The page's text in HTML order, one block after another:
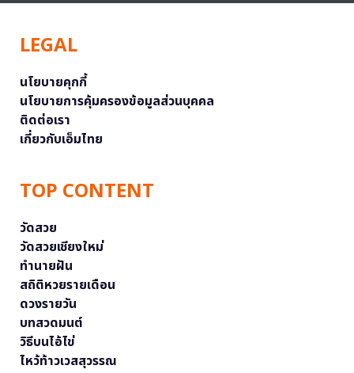
LEGAL
นโยบายคุกกี้
นโยบายการคุ้มครองข้อมูลส่วนบุคคล
ติดต่อเรา
เกี่ยวกับเอ็มไทย
TOP CONTENT
วัดสวย
วัดสวยเชียงใหม่
ทำนายฝัน
สถิติหวยรายเดือน
ดวงรายวัน
บทสวดมนต์
วิธีบนไอ้ไข่
ไหว้ท้าวเวสสุวรรณ